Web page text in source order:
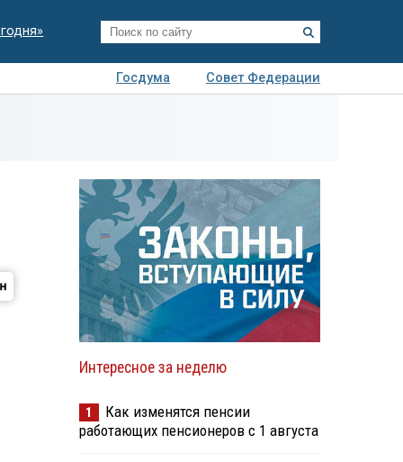
Госдума
Совет Федерации
Интересное за неделю
1
Как изменятся пенсии
работающих пенсионеров с 1 августа